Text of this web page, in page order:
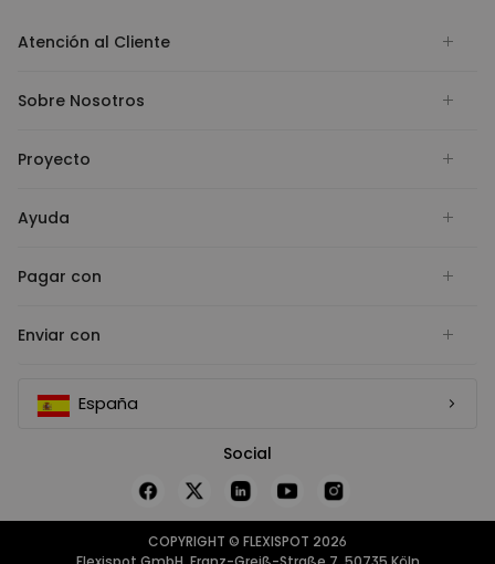
Atención al Cliente
Sobre Nosotros
Proyecto
Ayuda
Pagar con
Enviar con
España
Social
COPYRIGHT © FLEXISPOT 2026